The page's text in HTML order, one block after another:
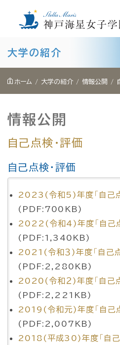
容
大学の紹介
ホーム 大学の紹介 情報公開
情報公開
自己点検・評価
自己点検・評価
2023(令和5)年度「自己点
(PDF:700KB)
2022(令和4)年度「自己点
(PDF:1,340KB)
2021(令和３)年度「自己点
(PDF:2,280KB)
2020(令和２)年度「自己点
(PDF:2,221KB)
2019(令和元)年度「自己
(PDF:2,007KB)
2018(平成30)年度「自己